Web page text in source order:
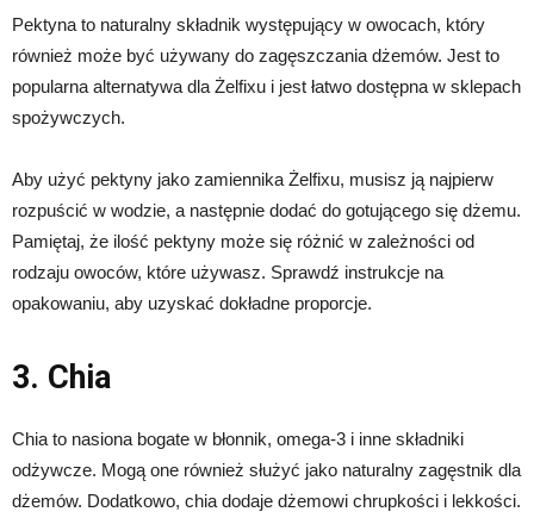
Pektyna to naturalny składnik występujący w owocach, który
również może być używany do zagęszczania dżemów. Jest to
popularna alternatywa dla Żelfixu i jest łatwo dostępna w sklepach
spożywczych.
Aby użyć pektyny jako zamiennika Żelfixu, musisz ją najpierw
rozpuścić w wodzie, a następnie dodać do gotującego się dżemu.
Pamiętaj, że ilość pektyny może się różnić w zależności od
rodzaju owoców, które używasz. Sprawdź instrukcje na
opakowaniu, aby uzyskać dokładne proporcje.
3. Chia
Chia to nasiona bogate w błonnik, omega-3 i inne składniki
odżywcze. Mogą one również służyć jako naturalny zagęstnik dla
dżemów. Dodatkowo, chia dodaje dżemowi chrupkości i lekkości.